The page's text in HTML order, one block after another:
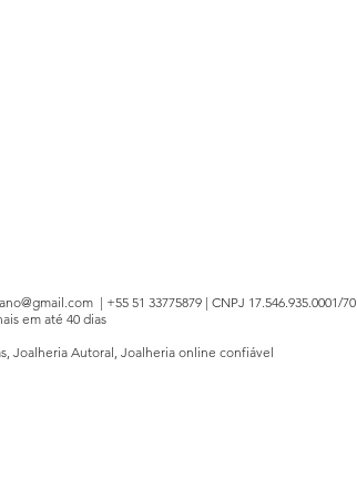
| +55 51 33775879 | CNPJ 17.546.935.0001/70
em até 40 dias
Joalheria Autoral, Joalheria online confiável